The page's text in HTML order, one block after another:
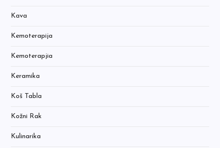
Kava
Kemoterapija
Kemoterapjia
Keramika
Koš Tabla
Kožni Rak
Kulinarika